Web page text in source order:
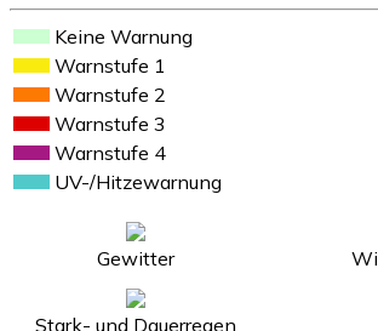
Keine Warnung
Warnstufe 1
Warnstufe 2
Warnstufe 3
Warnstufe 4
UV-/Hitzewarnung
Gewitter
Stark- und Dauerregen